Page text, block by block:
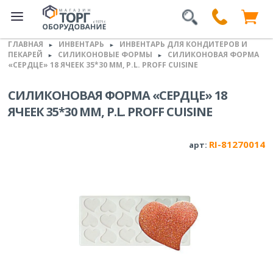
ГЛАВНАЯ ► ИНВЕНТАРЬ ►
ИНВЕНТАРЬ ДЛЯ КОНДИТЕРОВ И
ПЕКАРЕЙ
► СИЛИКОНОВЫЕ ФОРМЫ ►
СИЛИКОНОВАЯ ФОРМА
«СЕРДЦЕ» 18 ЯЧЕЕК 35*30 ММ, P.L. PROFF CUISINE
СИЛИКОНОВАЯ ФОРМА «СЕРДЦЕ» 18
ЯЧЕЕК 35*30 ММ, P.L. PROFF CUISINE
арт: RI-81270014